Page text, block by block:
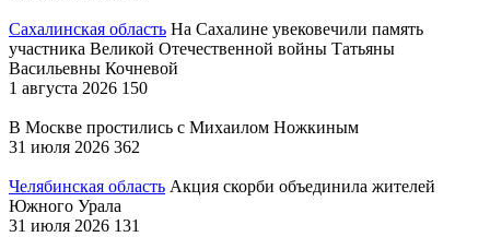
Сахалинская область На Сахалине увековечили память
участника Великой Отечественной войны Татьяны
Васильевны Кочневой
1 августа 2026 150
В Москве простились с Михаилом Ножкиным
31 июля 2026 362
Челябинская область Акция скорби объединила жителей
Южного Урала
31 июля 2026 131